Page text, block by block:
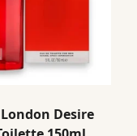
Desire